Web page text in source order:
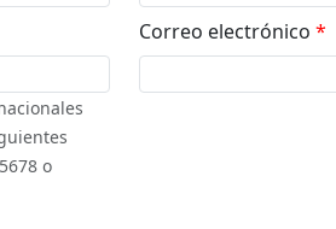
o
Correo electrónico*